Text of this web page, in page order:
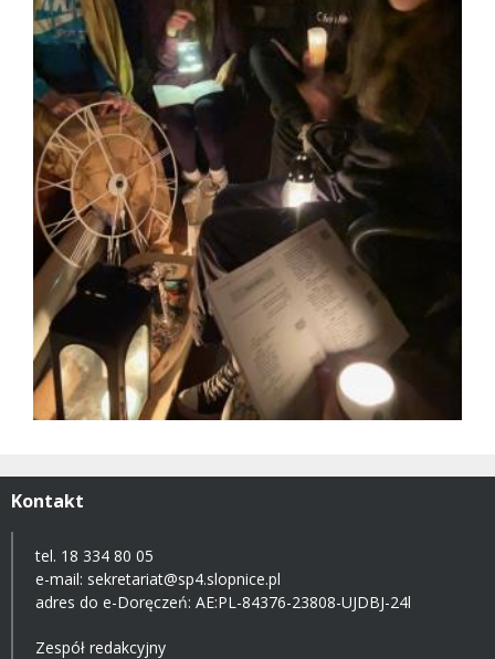
Kontakt
tel. 18 334 80 05
e-mail: sekretariat@sp4.slopnice.pl
adres do e-Doręczeń: AE:PL-84376-23808-UJDBJ-24l
Zespół redakcyjny